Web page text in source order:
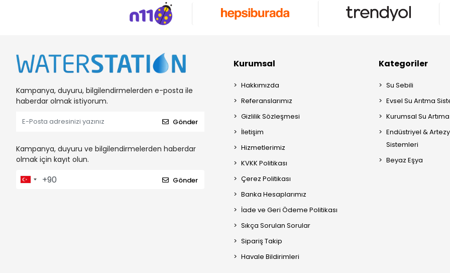
Kampanya, duyuru, bilgilendirmelerden e-posta ile
haberdar olmak istiyorum.
Gönder
Kampanya, duyuru ve bilgilendirmelerden haberdar
olmak için kayıt olun.
Gönder
Kurumsal
Hakkımızda
Referanslarımız
Gizlilik Sözleşmesi
İletişim
Hizmetlerimiz
KVKK Politikası
Çerez Politikası
Banka Hesaplarımız
İade ve Geri Ödeme Politikası
Sıkça Sorulan Sorular
Sipariş Takip
Havale Bildirimleri
Kategoriler
Su Sebili
Evsel Su Arıtma
Kurumsal Su
Endüstriyel &
Sistemleri
Beyaz Eşya